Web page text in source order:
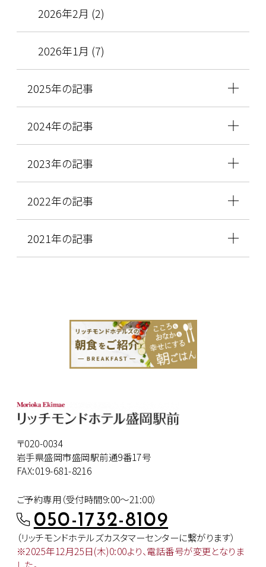
2026年2月 (2)
2026年1月 (7)
2025年の記事
2024年の記事
2023年の記事
2022年の記事
2021年の記事
〒020-0034
岩手県盛岡市盛岡駅前通9番17号
FAX:019-681-8216
ご予約専用（受付時間9:00～21:00）
050-1732-8109
（リッチモンドホテルズカスタマーセンターに繋がります）
※2025年12月25日(木)0:00より、電話番号が変更となりま
した。